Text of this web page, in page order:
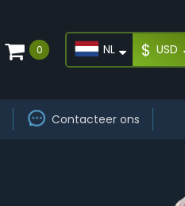
0 NL $ USD
Contacteer ons